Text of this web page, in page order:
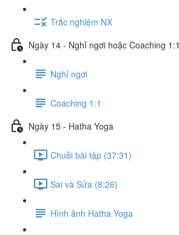
Trắc nghiệm NX
Ngày 14 - Nghỉ ngơi hoặc Coaching 1:1
Nghỉ ngơi
Coaching 1:1
Ngày 15 - Hatha Yoga
Chuỗi bài tập (37:31)
Sai và Sửa (8:26)
Hình ảnh Hatha Yoga